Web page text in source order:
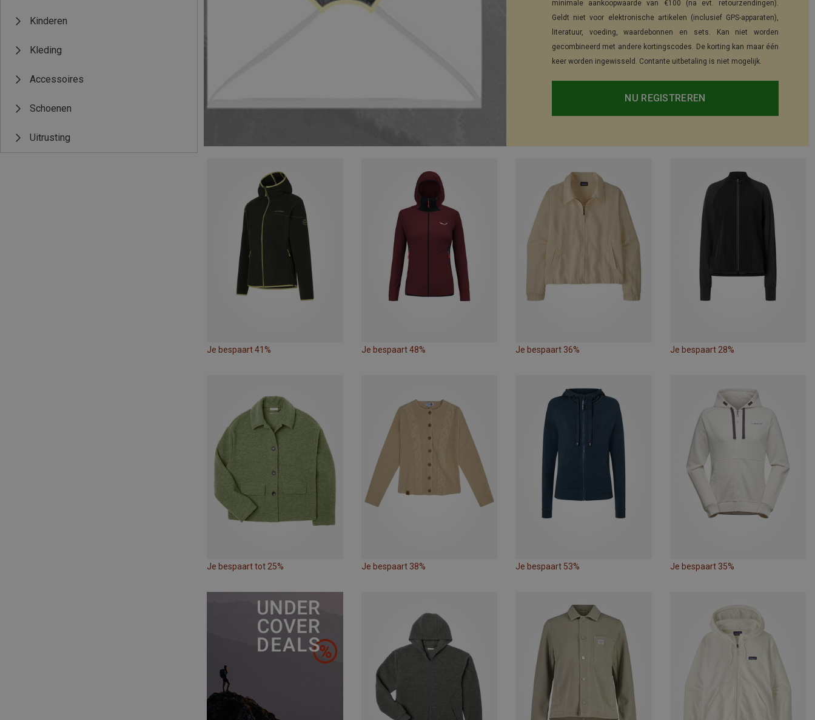
Kinderen
Kleding
Accessoires
Schoenen
Uitrusting
minimale aankoopwaarde van €100 (na evt. retourzendingen).
Geldt niet voor elektronische artikelen (inclusief GPS-apparaten),
literatuur, voeding, waardebonnen en sets. Kan niet worden
gecombineerd met andere kortingscodes. De korting kan maar één
keer worden ingewisseld. Contante uitbetaling is niet mogelijk.
NU REGISTREREN
Je bespaart 41% Je bespaart 48% Je bespaart 36% Je bespaart 28%
Je bespaart tot 25% Je bespaart 38% Je bespaart 53% Je bespaart 35%